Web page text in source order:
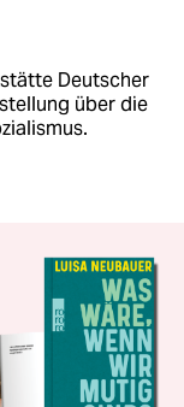
Deutscher
über die